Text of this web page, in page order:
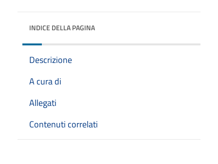
INDICE DELLA PAGINA
Descrizione
A cura di
Allegati
Contenuti correlati